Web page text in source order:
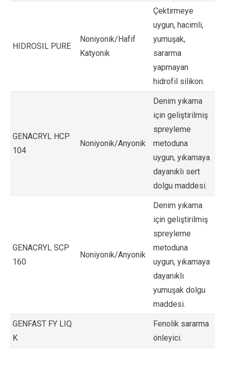
HIDROSIL PURE
Noniyonik/Hafif
Katyonik
Çektirmeye
uygun, hacimli,
yumuşak,
sararma
yapmayan
hidrofil silikon.
GENACRYL HCP
104
Noniyonik/Anyonik
Denim yıkama
için geliştirilmiş
spreyleme
metoduna
uygun, yıkamaya
dayanıklı sert
dolgu maddesi.
GENACRYL SCP
160
Noniyonik/Anyonik
Denim yıkama
için geliştirilmiş
spreyleme
metoduna
uygun, yıkamaya
dayanıklı
yumuşak dolgu
maddesi.
GENFAST FY LIQ
K
Fenolik sararma
önleyici.